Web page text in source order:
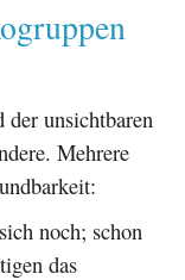
unsichtbaren
Mehrere
noch; schon
das